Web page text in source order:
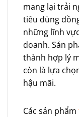
mang lại trải
tiêu dùng
những lĩnh
doanh. Sản
thành hợp lý
còn là lựa
hậu mãi.
Các sản phẩm